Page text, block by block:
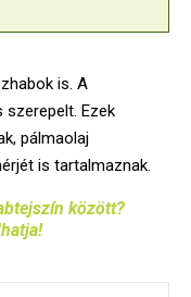
is. A
szerepelt. Ezek
pálmaolaj
is tartalmaznak.
között?